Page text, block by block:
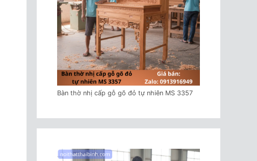
Bàn thờ nhị cấp gỗ gõ đỏ tự nhiên MS 3357